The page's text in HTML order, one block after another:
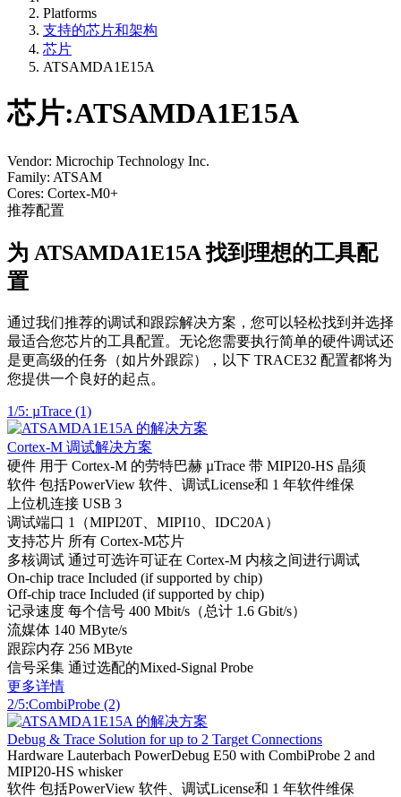
Platforms
支持的芯片和架构
芯片
ATSAMDA1E15A
芯片:ATSAMDA1E15A
Vendor: Microchip Technology Inc.
Family: ATSAM
Cores: Cortex-M0+
推荐配置
为 ATSAMDA1E15A 找到理想的工具配
置
通过我们推荐的调试和跟踪解决方案，您可以轻松找到并选择
最适合您芯片的工具配置。无论您需要执行简单的硬件调试还
是更高级的任务（如片外跟踪），以下 TRACE32 配置都将为
您提供一个良好的起点。
1/5: µTrace (1)
Cortex-M 调试解决方案
硬件 用于 Cortex-M 的劳特巴赫 µTrace 带 MIPI20-HS 晶须
软件 包括PowerView 软件、调试License和 1 年软件维保
上位机连接 USB 3
调试端口 1（MIPI20T、MIPI10、IDC20A）
支持芯片 所有 Cortex-M芯片
多核调试 通过可选许可证在 Cortex-M 内核之间进行调试
On-chip trace Included (if supported by chip)
Off-chip trace Included (if supported by chip)
记录速度 每个信号 400 Mbit/s（总计 1.6 Gbit/s）
流媒体 140 MByte/s
跟踪内存 256 MByte
信号采集 通过选配的Mixed-Signal Probe
更多详情
2/5:CombiProbe (2)
Debug & Trace Solution for up to 2 Target Connections
Hardware Lauterbach PowerDebug E50 with CombiProbe 2 and
MIPI20-HS whisker
软件 包括PowerView 软件、调试License和 1 年软件维保